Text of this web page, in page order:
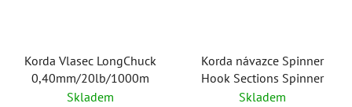
Korda Vlasec LongChuck
0,40mm/20lb/1000m
Skladem
Korda návazce Spinner
Hook Sections Spinner
Skladem